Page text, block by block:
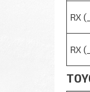
RX
RX